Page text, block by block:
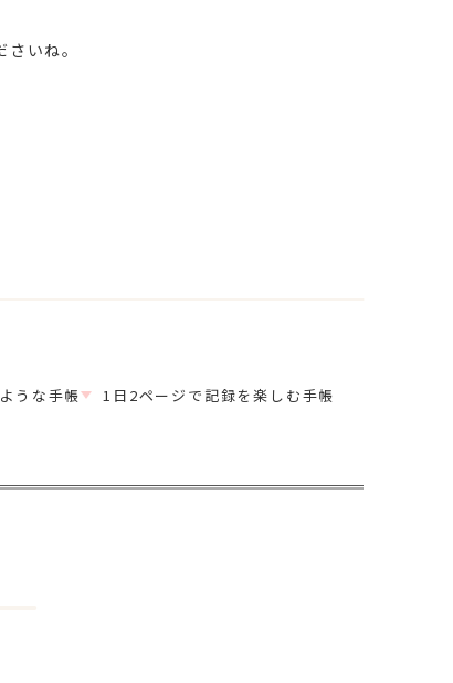
いね。
うな手帳 1日2ページで記録を楽しむ手帳